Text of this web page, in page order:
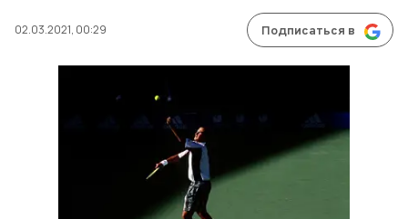
02.03.2021, 00:29 Подписаться в